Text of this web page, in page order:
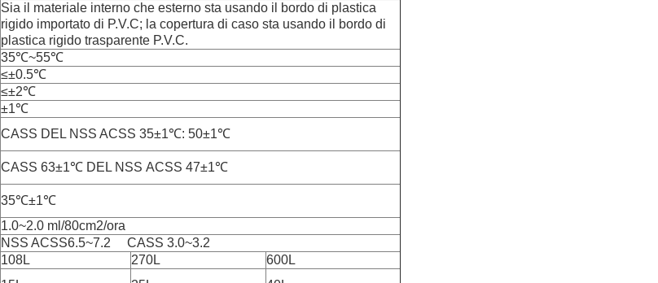
Sia il materiale interno che esterno sta usando il bordo di plastica
rigido importato di P.V.C; la copertura di caso sta usando il bordo di
plastica rigido trasparente P.V.C.
35℃~55℃
≤±0.5℃
≤±2℃
±1℃
CASS DEL NSS ACSS 35±1℃: 50±1℃
CASS 63±1℃ DEL NSS ACSS 47±1℃
35℃±1℃
1.0~2.0 ml/80cm2/ora
NSS ACSS6.5~7.2 CASS 3.0~3.2
108L 270L
600L